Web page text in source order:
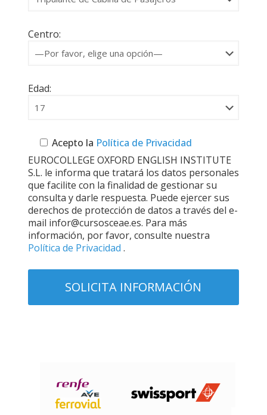
Centro:
Edad:
Acepto la Política de Privacidad
EUROCOLLEGE OXFORD ENGLISH INSTITUTE
S.L. le informa que tratará los datos personales
que facilite con la finalidad de gestionar su
consulta y darle respuesta. Puede ejercer sus
derechos de protección de datos a través del e-
mail infor@cursosceae.es. Para más
información, por favor, consulte nuestra
Política de Privacidad .